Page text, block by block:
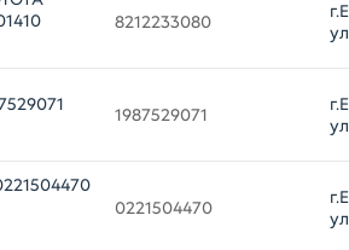
8212233080
1987529071
0221504470